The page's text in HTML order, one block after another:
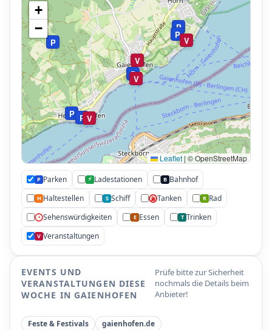
V
V
V
V
P
P
P
P
P
P
+
−
Leaflet|© OpenStreetMap
P Parken ⚡ Ladestationen B Bahnhof
H Haltestellen S Schiff ⛽ Tanken R Rad
• Sehenswürdigkeiten E Essen T Trinken
V Veranstaltungen
EVENTS UND
VERANSTALTUNGEN DIESE
WOCHE IN GAIENHOFEN
Prüfe bitte zur Sicherheit
nochmals die Details beim
Anbieter!
Feste & Festivals gaienhofen.de